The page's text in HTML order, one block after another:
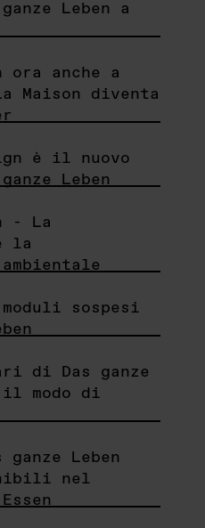
Leben a
ora anche a
Maison diventa
è il nuovo
Leben
- La
la
sospesi
di Das ganze
il modo di
Leben
nel